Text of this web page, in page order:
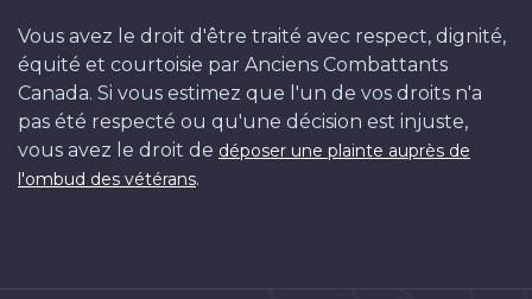
Vous avez le droit d'être traité avec respect, dignité,
équité et courtoisie par Anciens Combattants
Canada. Si vous estimez que l'un de vos droits n'a
pas été respecté ou qu'une décision est injuste,
vous avez le droit de déposer une plainte auprès de
l'ombud des vétérans.